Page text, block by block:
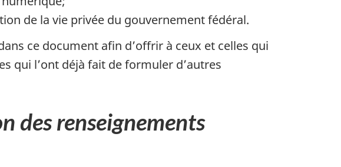
de la vie privée du gouvernement fédéral.
ce document afin d’offrir à ceux et celles qui
qui l’ont déjà fait de formuler d’autres
des renseignements